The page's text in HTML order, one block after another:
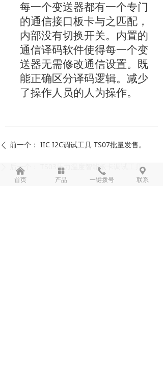
每一个变送器都有一个专门
的通信接口板卡与之匹配，
内部没有切换开关。内置的
通信译码软件使得每一个变
送器无需修改通信设置。既
能正确区分译码逻辑。减少
了操作人员的人为操作。
ꄴ 前一个： IIC I2C调试工具 TS07批量发售。
后一个： TS03压力温度智能板卡调试工具
낀
首页
넒
产品
끅
一键拨号
끇
联系